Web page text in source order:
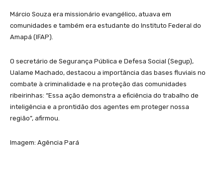
Márcio Souza era missionário evangélico, atuava em
comunidades e também era estudante do Instituto Federal do
Amapá (IFAP).
O secretário de Segurança Pública e Defesa Social (Segup),
Ualame Machado, destacou a importância das bases fluviais no
combate à criminalidade e na proteção das comunidades
ribeirinhas: “Essa ação demonstra a eficiência do trabalho de
inteligência e a prontidão dos agentes em proteger nossa
região”, afirmou.
Imagem: Agência Pará